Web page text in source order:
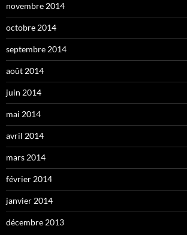
novembre 2014
octobre 2014
septembre 2014
août 2014
juin 2014
mai 2014
avril 2014
mars 2014
février 2014
janvier 2014
décembre 2013